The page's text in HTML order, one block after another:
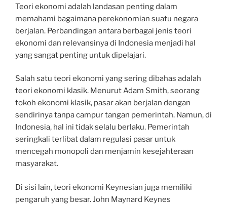
Teori ekonomi adalah landasan penting dalam
memahami bagaimana perekonomian suatu negara
berjalan. Perbandingan antara berbagai jenis teori
ekonomi dan relevansinya di Indonesia menjadi hal
yang sangat penting untuk dipelajari.
Salah satu teori ekonomi yang sering dibahas adalah
teori ekonomi klasik. Menurut Adam Smith, seorang
tokoh ekonomi klasik, pasar akan berjalan dengan
sendirinya tanpa campur tangan pemerintah. Namun, di
Indonesia, hal ini tidak selalu berlaku. Pemerintah
seringkali terlibat dalam regulasi pasar untuk
mencegah monopoli dan menjamin kesejahteraan
masyarakat.
Di sisi lain, teori ekonomi Keynesian juga memiliki
pengaruh yang besar. John Maynard Keynes